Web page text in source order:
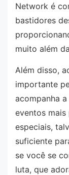
Network é
bastidores
muito além
Além disso,
importante
acompanha
eventos
especiais,
suficiente
se você se
luta, que